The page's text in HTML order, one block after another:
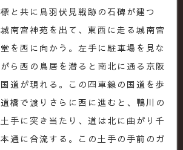
標と共に鳥羽伏見戦跡の石碑が建つ
城南宮神苑を出て、東西に走る城南宮
堂を西に向かう。左手に駐車場を見な
がら西の鳥居を潜ると南北に通る京阪
国道が現れる。この四車線の国道を歩
道橋で渡りさらに西に進むと、鴨川の
土手に突き当たり、道は北に曲がり千
本通に合流する。この土手の手前のガ